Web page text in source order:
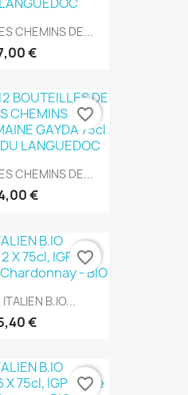
CHEMINS DE...
€
CHEMINS DE...
€
favorite_border
B.IO...
€
favorite_border
favorite_border